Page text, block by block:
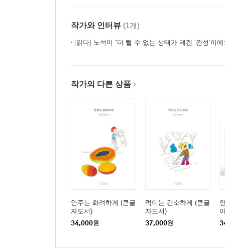
작가와 인터뷰 (1개)
[읽다] 노석미 “더 뺄 수 없는 상태가 제겐 ‘완성’이에
작가의 다른 상품
안주는 화려하게 (큰글
자도서)
34,000원
먹이는 간소하게 (큰글
자도서)
37,000원